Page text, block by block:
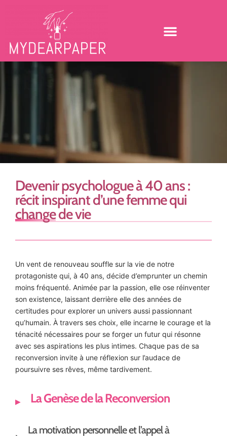
Devenir psychologue à 40 ans :
récit inspirant d’une femme qui
change de vie
Un vent de renouveau souffle sur la vie de notre
protagoniste qui, à 40 ans, décide d’emprunter un chemin
moins fréquenté. Animée par la passion, elle ose réinventer
son existence, laissant derrière elle des années de
certitudes pour explorer un univers aussi passionnant
qu’humain. À travers ses choix, elle incarne le courage et la
ténacité nécessaires pour se forger un futur qui résonne
avec ses aspirations les plus intimes. Chaque pas de sa
reconversion invite à une réflexion sur l’audace de
poursuivre ses rêves, même tardivement.
La Genèse de la Reconversion
La motivation personnelle et l’appel à